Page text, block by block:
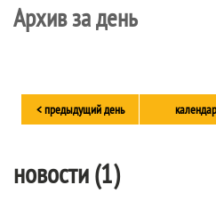
Архив за день
< предыдущий день
новости (1)